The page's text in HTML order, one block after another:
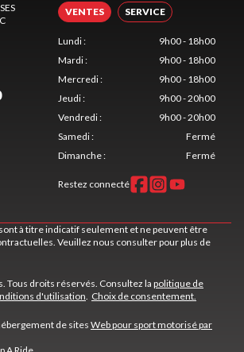
VENTES SERVICE
Lundi:
9h00 - 18h00
Mardi:
9h00 - 18h00
Mercredi:
9h00 - 18h00
Jeudi:
9h00 - 20h00
Vendredi:
9h00 - 20h00
Samedi:
Fermé
Dimanche: Fermé
Restez connecté
à titre indicatif seulement et ne peuvent être
Veuillez nous consulter pour plus de
Tous droits réservés. Consultez la politique de
d'utilisation Choix de consentement.
de sites Web pour sport motorisé par
A Ride